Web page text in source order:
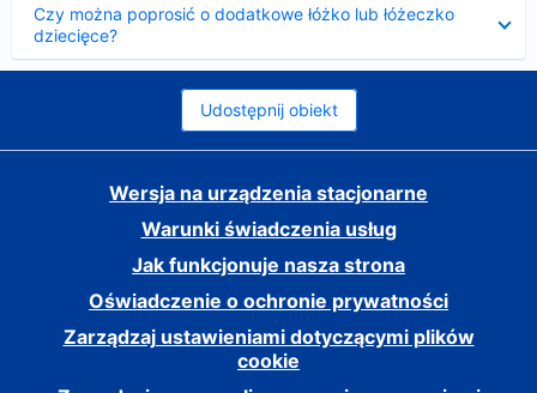
Czy można poprosić o dodatkowe łóżko lub łóżeczko
dziecięce?
Udostępnij obiekt
Wersja na urządzenia stacjonarne
Warunki świadczenia usług
Jak funkcjonuje nasza strona
Oświadczenie o ochronie prywatności
Zarządzaj ustawieniami dotyczącymi plików
cookie